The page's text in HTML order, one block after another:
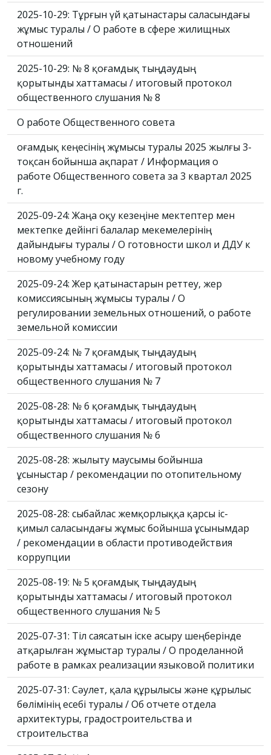
2025-10-29: Тұрғын үй қатынастары саласындағы
жұмыс туралы / О работе в сфере жилищных
отношений
2025-10-29: № 8 қоғамдық тыңдаудың
қорытынды хаттамасы / итоговый протокол
общественного слушания № 8
О работе Общественного совета
Қоғамдық кеңесінің жұмысы туралы 2025 жылғы 3-
тоқсан бойынша ақпарат / Информация о
работе Общественного совета за 3 квартал 2025
г.
2025-09-24: Жаңа оқу кезеңіне мектептер мен
мектепке дейінгі балалар мекемелерінің
дайындығы туралы / О готовности школ и ДДУ к
новому учебному году
2025-09-24: Жер қатынастарын реттеу, жер
комиссиясының жұмысы туралы / О
регулировании земельных отношений, о работе
земельной комиссии
2025-09-24: № 7 қоғамдық тыңдаудың
қорытынды хаттамасы / итоговый протокол
общественного слушания № 7
2025-08-28: № 6 қоғамдық тыңдаудың
қорытынды хаттамасы / итоговый протокол
общественного слушания № 6
2025-08-28: жылыту маусымы бойынша
ұсыныстар / рекомендации по отопительному
сезону
2025-08-28: сыбайлас жемқорлыққа қарсы іс-
қимыл саласындағы жұмыс бойынша ұсынымдар
/ рекомендации в области противодействия
коррупции
2025-08-19: № 5 қоғамдық тыңдаудың
қорытынды хаттамасы / итоговый протокол
общественного слушания № 5
2025-07-31: Тіл саясатын іске асыру шеңберінде
атқарылған жұмыстар туралы / О проделанной
работе в рамках реализации языковой политики
2025-07-31: Сәулет, қала құрылысы және құрылыс
бөлімінің есебі туралы / Об отчете отдела
архитектуры, градостроительства и
строительства